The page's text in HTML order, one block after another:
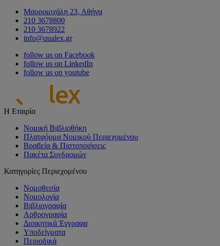
Μαυρομιχάλη 23, Αθήνα
210 3678800
210 3678922
info@qualex.gr
follow us on Facebook
follow us on LinkedIn
follow us on youtube
Η Εταιρία
Νομική Βιβλιοθήκη
Πλατφόρμα Νομικού Περιεχομένου
Βραβεία & Πιστοποιήσεις
Πακέτα Συνδρομών
Κατηγορίες Περιεχομένου
Νομοθεσία
Νομολογία
Βιβλιογραφία
Αρθρογραφία
Διοικητικά Έγγραφα
Υποδείγματα
Περιοδικά